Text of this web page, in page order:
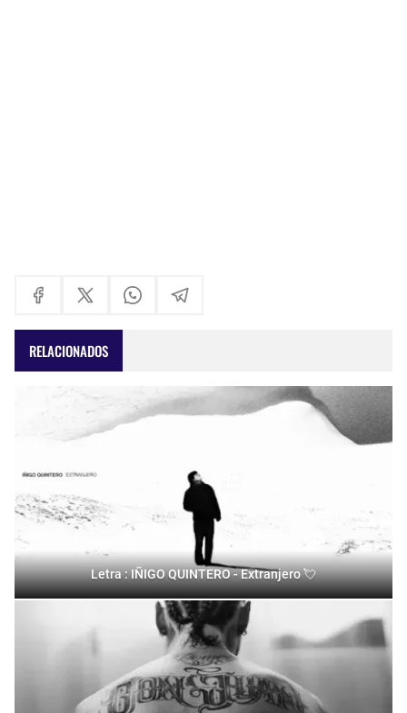
RELACIONADOS
Letra : IÑIGO QUINTERO - Extranjero 💘